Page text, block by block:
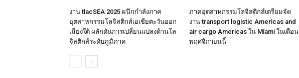
งาน tlacSEA 2025 ผนึกกำลังภาค
อุตสาหกรรมโลจิสติกส์เอเชียตะวันออก
เฉียงใต้ ผลักดันการเปลี่ยนแปลงด้านโล
จิสติกส์ระดับภูมิภาค
ภาคอุตสาหกรรมโลจิสติกส์เตรียมจัด
งาน transport logistic Americas and
air cargo Americas ใน Miami ในเดือน
พฤศจิกายนนี้